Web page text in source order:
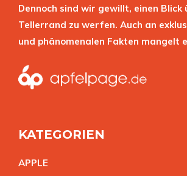
Dennoch sind wir gewillt, einen Blick
Tellerrand zu werfen. Auch an
und phänomenalen Fakten mangelt
KATEGORIEN
APPLE